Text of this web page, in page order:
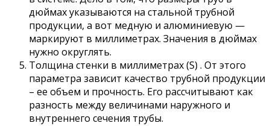
дюймах указываются на стальной трубной
продукции, а вот медную и алюминиевую —
маркируют в миллиметрах. Значения в дюймах
нужно округлять.
Толщина стенки в миллиметрах (S) . От этого
параметра зависит качество трубной продукции
– ее объем и прочность. Его рассчитывают как
разность между величинами наружного и
внутреннего сечения трубы.